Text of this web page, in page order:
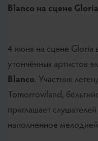
Blanco на сцене Gloria
4 июня на сцене Gloria
утончённых артистов
Blanco. Участник
Tomorrowland,
приглашает
наполненное